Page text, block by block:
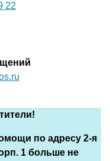
22
по адресу 2-я
1 больше не